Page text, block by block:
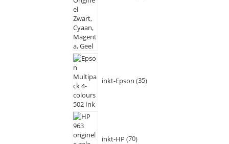
inkt-Epson 35
inkt-HP 70